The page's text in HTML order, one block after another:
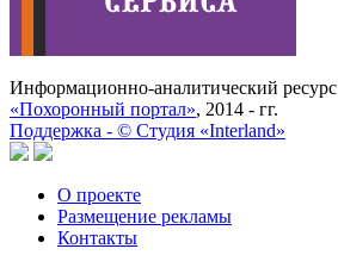
Информационно-аналитический ресурс
«Похоронный портал», 2014 - гг.
Поддержка - © Cтудия «Interland»
О проекте
Размещение рекламы
Контакты